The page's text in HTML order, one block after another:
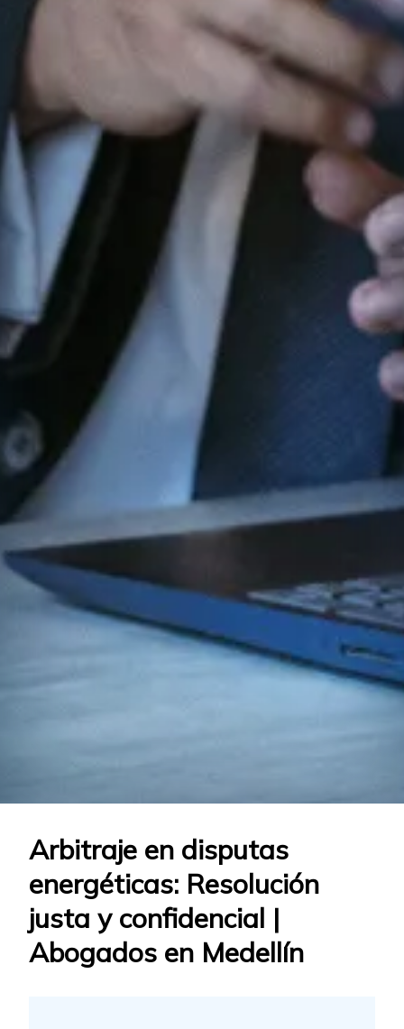
Arbitraje en disputas
energéticas: Resolución
justa y confidencial |
Abogados en Medellín